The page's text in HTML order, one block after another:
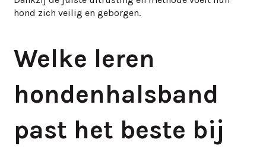
hond zich veilig en geborgen.
Welke leren
hondenhalsband
past het beste bij